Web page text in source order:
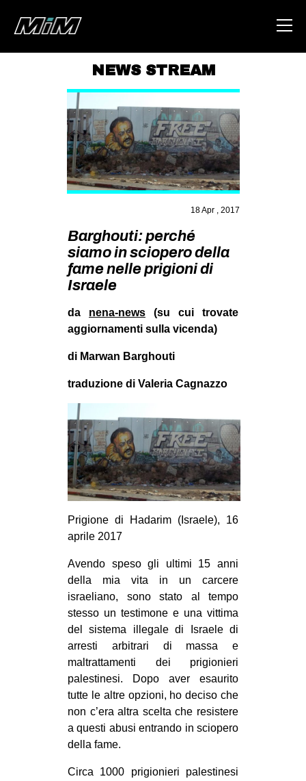
ABOUT
AREA
DEGENERAZIONE
GAZA FREESTYLE
MSM
STUDENTI TSUNAMI
MILANO
SPAZI
SPORT POPOLARE
AMBIENTE
ANTIFASCISMO
DIRITTO ALL’ABITARE
MIGRAZIONI
REPRESSIONE
STUDENTI
CULTURE
ARTE
CINEMA
MANIFESTI
INTERNAZIONALE
NEWS STREAM
18 Apr , 2017
Barghouti: perché
siamo in sciopero della
fame nelle prigioni di
Israele
da nena-news (su cui trovate
aggiornamenti sulla vicenda)
di Marwan Barghouti
traduzione di Valeria Cagnazzo
Prigione di Hadarim (Israele), 16
aprile 2017
Avendo speso gli ultimi 15 anni
della mia vita in un carcere
israeliano, sono stato al tempo
stesso un testimone e una vittima
del sistema illegale di Israele di
arresti arbitrari di massa e
maltrattamenti dei prigionieri
palestinesi. Dopo aver esaurito
tutte le altre opzioni, ho deciso che
non c’era altra scelta che resistere
a questi abusi entrando in sciopero
della fame.
Circa 1000 prigionieri palestinesi